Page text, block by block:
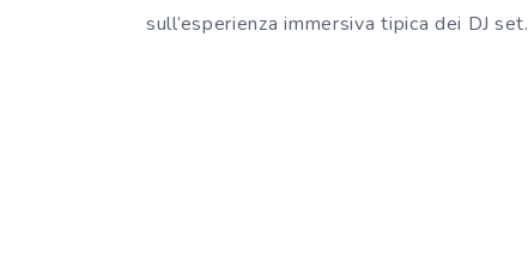
sull’esperienza immersiva tipica dei DJ set.